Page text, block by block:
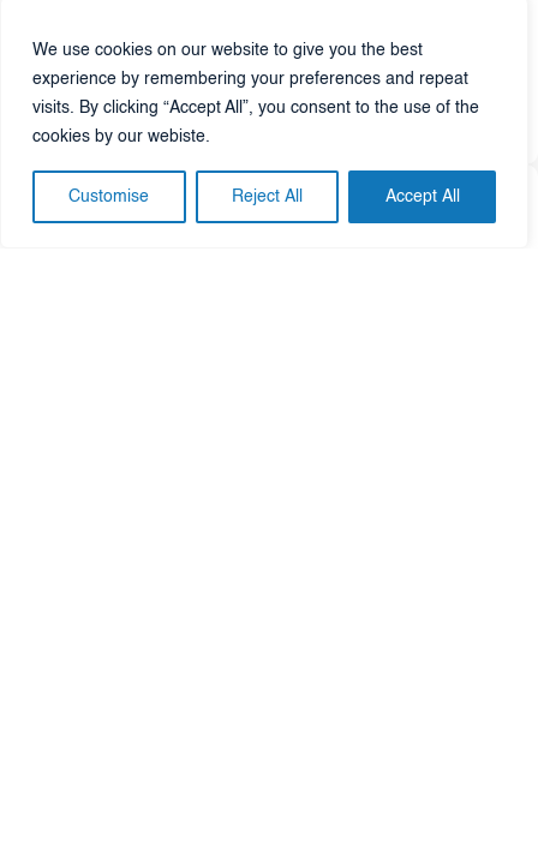
We use cookies on our website to give you the best
experience by remembering your preferences and repeat
visits. By clicking “Accept All”, you consent to the use of the
cookies by our webiste.
Customise Reject All Accept All
Gerhard Kroiß
Assessore allo Sport e Vicesindaco di Wels, Austria